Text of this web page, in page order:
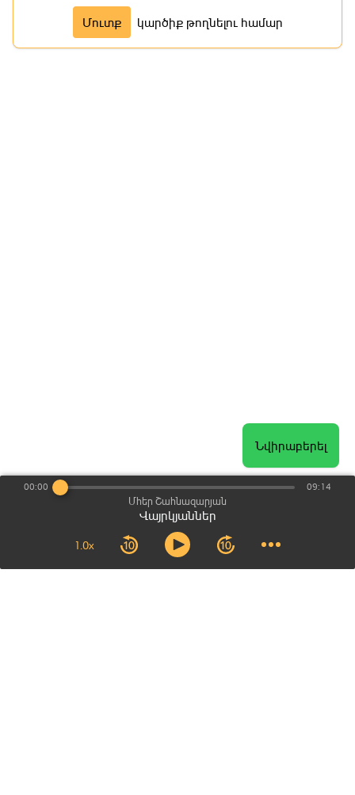
Մհեր Շահնազարյան
Վայրկյաններ
1.0x
00:00 09:14
Մուտք կարծիք թողնելու համար
Նվիրաբերել